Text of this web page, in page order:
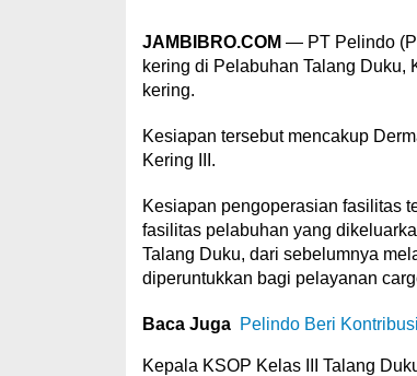
JAMBIBRO.COM — PT Pelindo
kering di Pelabuhan Talang Duku,
kering.
Kesiapan tersebut mencakup
Kering III.
Kesiapan pengoperasian fasilitas
fasilitas pelabuhan yang
Talang Duku, dari sebelumnya
diperuntukkan bagi pelayanan
Baca Juga Pelindo Beri
Kepala KSOP Kelas III Talang